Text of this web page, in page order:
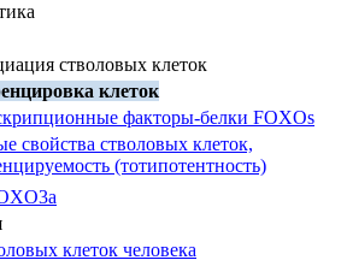
стволовых клеток
клеток
факторы-белки FOXOs
свойства стволовых клеток,
(тотипотентность)
клеток человека